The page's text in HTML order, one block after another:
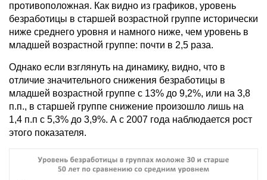
противоположная. Как видно из графиков, уровень
безработицы в старшей возрастной группе исторически
ниже среднего уровня и намного ниже, чем уровень в
младшей возрастной группе: почти в 2,5 раза.
Однако если взглянуть на динамику, видно, что в
отличие значительного снижения безработицы в
младшей возрастной группе с 13% до 9,2%, или на 3,8
п.п., в старшей группе снижение произошло лишь на
1,4 п.п с 5,3% до 3,9%. А с 2007 года наблюдается рост
этого показателя.